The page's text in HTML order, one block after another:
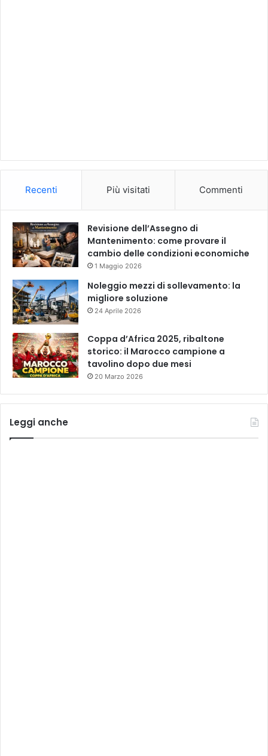
Recenti Più visitati Commenti
Revisione dell’Assegno di
Mantenimento: come provare il
cambio delle condizioni economiche
1 Maggio 2026
Noleggio mezzi di sollevamento: la
migliore soluzione
24 Aprile 2026
Coppa d’Africa 2025, ribaltone
storico: il Marocco campione a
tavolino dopo due mesi
20 Marzo 2026
Leggi anche